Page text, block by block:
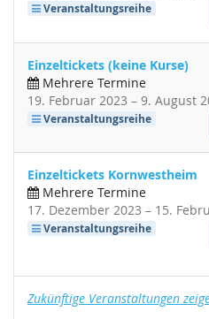
Veranstaltungsreihe
Einzeltickets (keine Kurse)
Mehrere Termine
19. Februar 2023 –bis9. August
Veranstaltungsreihe
Einzeltickets Kornwestheim
Mehrere Termine
17. Dezember 2023 –bis
15.
Veranstaltungsreihe
Zukünftige Veranstaltungen